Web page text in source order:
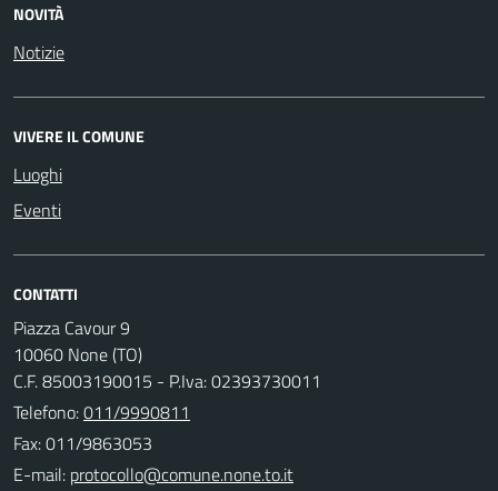
NOVITÀ
Notizie
VIVERE IL COMUNE
Luoghi
Eventi
CONTATTI
Piazza Cavour 9
10060 None (TO)
C.F. 85003190015 - P.Iva: 02393730011
Telefono:011/9990811
Fax: 011/9863053
E-mail: